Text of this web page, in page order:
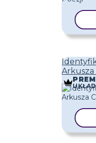
Arkusza
UKŁAD